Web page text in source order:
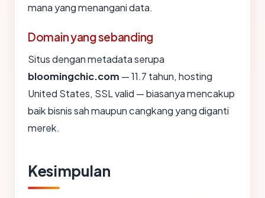
mana yang menangani data.
Domain yang sebanding
Situs dengan metadata serupa
bloomingchic.com — 11.7 tahun, hosting
United States, SSL valid — biasanya mencakup
baik bisnis sah maupun cangkang yang diganti
merek.
Kesimpulan